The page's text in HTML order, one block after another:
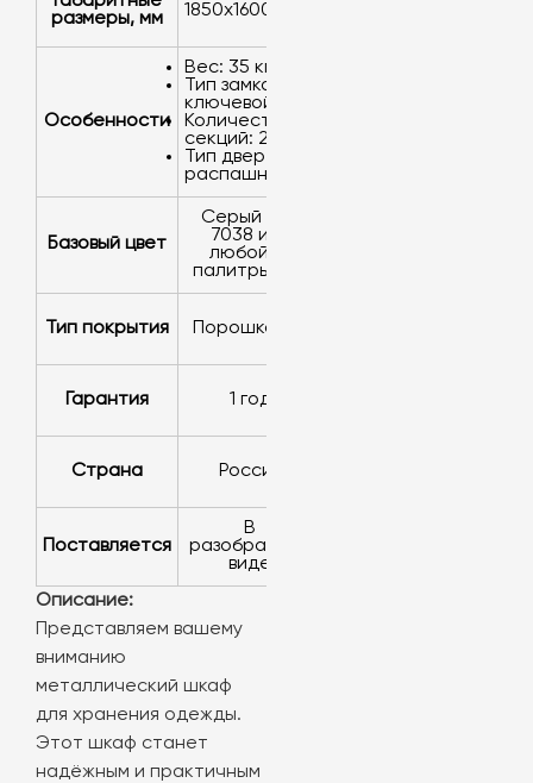
размеры, мм
1850х1600х490
Особенности
Вес: 35 кг.
ключевой.
Количество
секций: 2.
распашные.
Базовый цвет
серый RAL
7038 или
любой из
палитры RAL
Тип покрытия порошковое
Гарантия 1 год
Страна Россия
Поставляется
в
разобранном
виде
Описание:
Представляем вашему
вниманию
металлический шкаф
для хранения одежды.
Этот шкаф станет
надёжным и практичным